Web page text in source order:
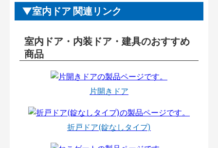
室内ドア 関連リンク
室内ドア・内装ドア・建具のおすすめ
商品
片開きドア
折戸ドア(錠なしタイプ)